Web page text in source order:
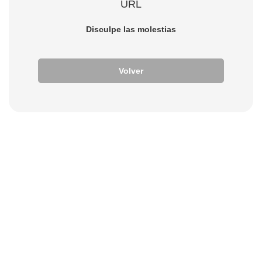
URL
Disculpe las molestias
Volver